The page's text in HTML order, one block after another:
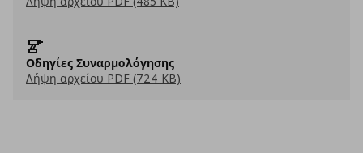
Οδηγίες Συναρμολόγησης
Λήψη αρχείου PDF (724 KB)